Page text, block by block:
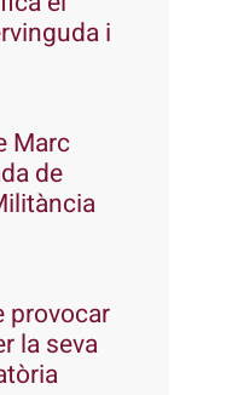
i
Marc
de
provocar
la seva